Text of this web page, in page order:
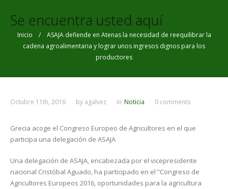
Se encuentra usted aquí
Inicio / ASAJA defiende en Atenas la necesidad de reequilibrar la
cadena agroalimentaria y lograr unos ingresos dignos para los
productores
Octubre 11th, 2016 by agalvez in Noticia 0 comments
Grecia acoge el Congreso Europeo de Agricultores en el que
participa una delegación de ASAJA
Una delegación de ASAJA, encabezada por el vicepresidente
nacional Cristóbal Aguado, ha participado en el “Congreso de
Agricultores Europeos 2016, oportunidades para la agricultura